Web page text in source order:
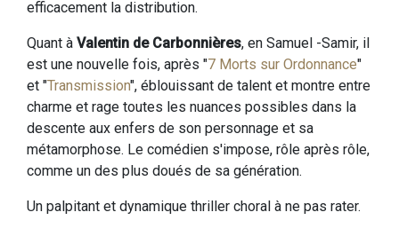
efficacement la distribution.
Quant à Valentin de Carbonnières, en Samuel -Samir, il
est une nouvelle fois, après "7 Morts sur Ordonnance"
et "Transmission", éblouissant de talent et montre entre
charme et rage toutes les nuances possibles dans la
descente aux enfers de son personnage et sa
métamorphose. Le comédien s'impose, rôle après rôle,
comme un des plus doués de sa génération.
Un palpitant et dynamique thriller choral à ne pas rater.